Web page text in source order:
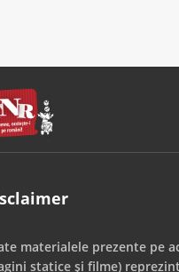
materialele prezente pe
statice și filme)